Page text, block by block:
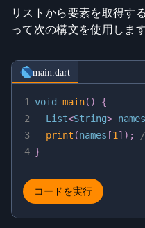
リストから要素を取得す
って次の構文を使用します
main.dart
1
2
3
4
void main( )
{
  List
<String> names
print (names [1 ] ) ;
}
コードを実行